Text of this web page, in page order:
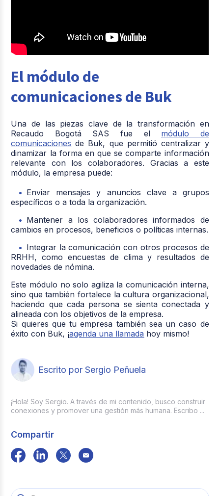
El módulo de
comunicaciones de Buk
Una de las piezas clave de la transformación en
Recaudo Bogotá SAS fue el módulo de
comunicaciones de Buk, que permitió centralizar y
dinamizar la forma en que se comparte información
relevante con los colaboradores. Gracias a este
módulo, la empresa puede:
Enviar mensajes y anuncios clave a grupos
específicos o a toda la organización.
Mantener a los colaboradores informados de
cambios en procesos, beneficios o políticas internas.
Integrar la comunicación con otros procesos de
RRHH, como encuestas de clima y resultados de
novedades de nómina.
Este módulo no solo agiliza la comunicación interna,
sino que también fortalece la cultura organizacional,
haciendo que cada persona se sienta conectada y
alineada con los objetivos de la empresa.
Si quieres que tu empresa también sea un caso de
éxito con Buk, ¡agenda una llamada hoy mismo!
Escrito por Sergio Peñuela
¡Hola! Soy Sergio. A través de mi contenido, busco construir
conexiones y promover una gestión más humana. Escribo ...
Compartir